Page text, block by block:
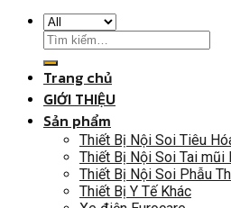
Trang chủ
GIỚI THIỆU
Sản phẩm
Thiết Bị Nội Soi Tiêu
Thiết Bị Nội Soi Tai mũi
Thiết Bị Nội Soi Phẫu
Thiết Bị Y Tế Khác